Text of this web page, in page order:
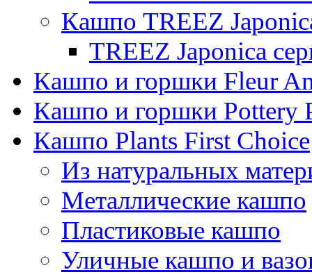
Кашпо TREEZ
TREEZ Japonica
Кашпо и горшки Fleur
Кашпо и горшки Pottery
Кашпо Plants First Choice
Из натуральных
Металлические кашпо
Пластиковые кашпо
Уличные кашпо и